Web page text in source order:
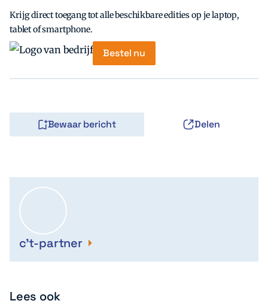
Krijg direct toegang tot alle beschikbare edities op je laptop,
tablet of smartphone.
Bestel nu
Bewaar bericht Delen
c't-partner
Lees ook